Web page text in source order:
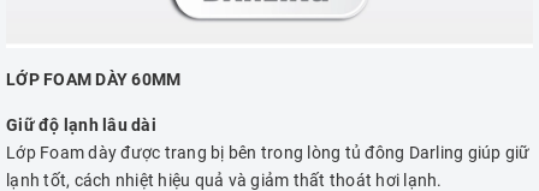
LỚP FOAM DÀY 60MM
Giữ độ lạnh lâu dài
Lớp Foam dày được trang bị bên trong lòng tủ đông Darling giúp giữ
lạnh tốt, cách nhiệt hiệu quả và giảm thất thoát hơi lạnh.